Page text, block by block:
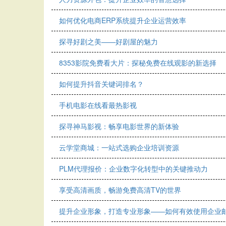
如何优化电商ERP系统提升企业运营效率
探寻好剧之美——好剧屋的魅力
8353影院免费看大片：探秘免费在线观影的新选择
如何提升抖音关键词排名？
手机电影在线看最热影视
探寻神马影视：畅享电影世界的新体验
云学堂商城：一站式选购企业培训资源
PLM代理报价：企业数字化转型中的关键推动力
享受高清画质，畅游免费高清TV的世界
提升企业形象，打造专业形象——如何有效使用企业